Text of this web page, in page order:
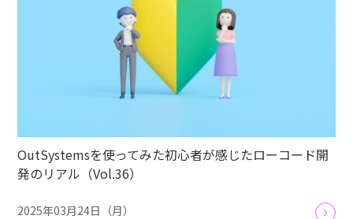
OutSystemsを使ってみた初心者が感じたローコード開
発のリアル（Vol.36）
2025年03月24日（月）